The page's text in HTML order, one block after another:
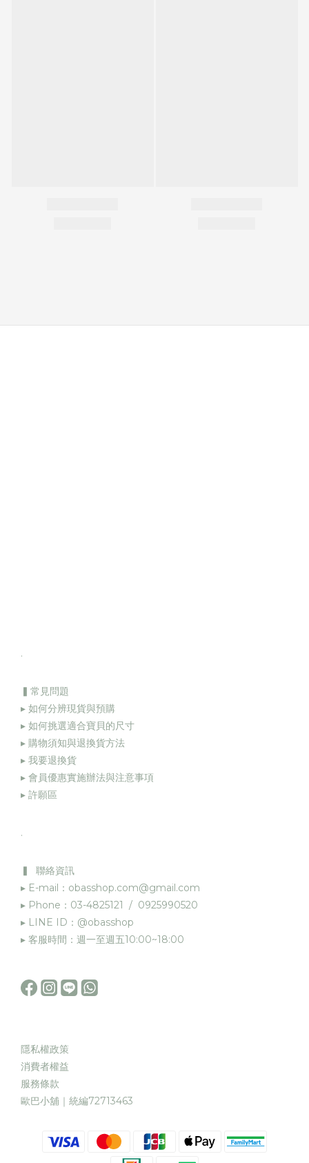
.
▍常見問題
▸ 如何分辨現貨與預購
▸ 如何挑選適合寶貝的尺寸
▸ 購物須知與退換貨方法
▸ 我要退換貨
▸ 會員優惠實施辦法與注意事項
▸ 許願區
.
▍ 聯絡資訊
▸ E-mail：obasshop.com@gmail.com
▸ Phone：03-4825121 / 0925990520
▸ LINE ID：@obasshop
▸ 客服時間：週一至週五10:00~18:00
隱私權政策
消費者權益
服務條款
歐巴小舖｜統編72713463